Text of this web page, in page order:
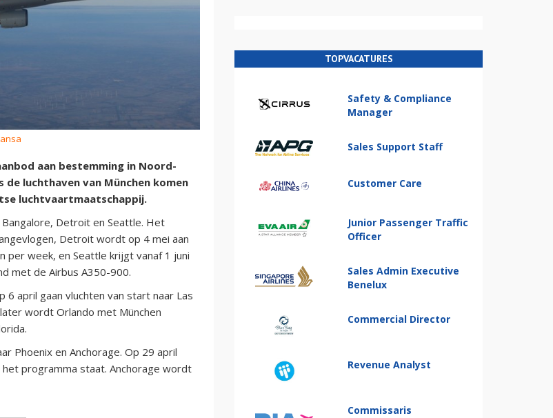
aan bestemming in Noord-
luchthaven van München komen
luchtvaartmaatschappij.
Detroit en Seattle. Het
Detroit wordt op 4 mei aan
week, en Seattle krijgt vanaf 1 juni
met de Airbus A350-900.
6 april gaan vluchten van start naar Las
wordt Orlando met München
Phoenix en Anchorage. Op 29 april
programma staat. Anchorage wordt
TOPVACATURES
Safety & Compliance
Manager
Sales Support Staff
Customer Care
Junior Passenger Traffic
Officer
Sales Admin Executive
Benelux
Commercial Director
Revenue Analyst
Commissaris